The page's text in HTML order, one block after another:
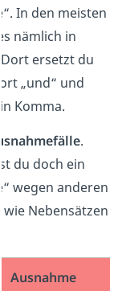
In den meisten
nämlich in
. Dort ersetzt du
„und“ und
Komma.
.
du doch ein
wegen anderen
wie Nebensätzen
Ausnahme